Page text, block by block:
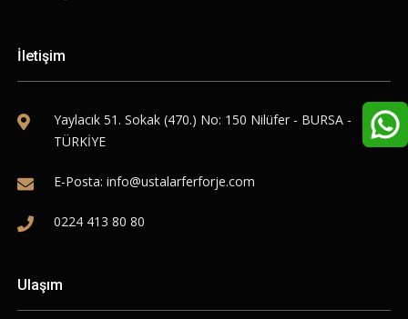
İletişim
Yaylacık 51. Sokak (470.) No: 150 Nilüfer - BURSA -
TÜRKİYE
E-Posta: info@ustalarferforje.com
0224 413 80 80
Ulaşım